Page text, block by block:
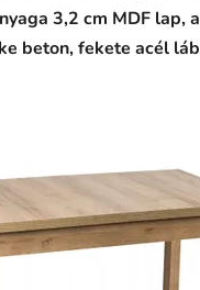
3,2 cm MDF lap,
beton, fekete acél